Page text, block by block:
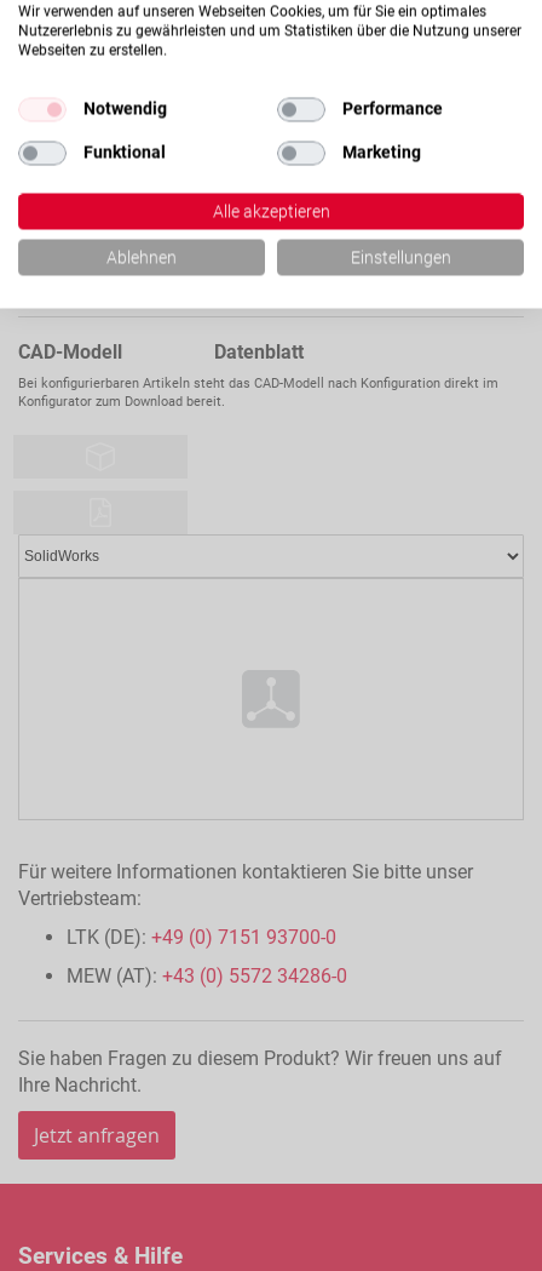
Verfügbarkeit dieses Artikels
Auf Anfrage
Lagerbestand:
Zurzeit kein Lagerbestand verfügbar
CAD-Modell Datenblatt
Bei konfigurierbaren Artikeln steht das CAD-Modell nach Konfiguration direkt im
Konfigurator zum Download bereit.
Für weitere Informationen kontaktieren Sie bitte unser
Vertriebsteam:
LTK (DE): +49 (0) 7151 93700-0
MEW (AT): +43 (0) 5572 34286-0
Sie haben Fragen zu diesem Produkt? Wir freuen uns auf
Ihre Nachricht.
Jetzt anfragen
CHWE25
HARTVERCHROMTE
WELLENDURCHMESSER
25MM
Services & Hilfe
Wir verwenden auf unseren Webseiten Cookies, um für Sie ein optimales
Nutzererlebnis zu gewährleisten und um Statistiken über die Nutzung unserer
Webseiten zu erstellen.
Notwendig Performance
Funktional Marketing
Alle akzeptieren
Ablehnen Einstellungen